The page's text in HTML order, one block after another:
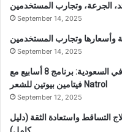
September 14, 2025
September 14, 2025
أفضل حل لتساقط الشعر عند النساء في السعودية: برنامج 8 أسابيع مع
فيتامين بيوتين للشعر Natrol
September 12, 2025
التساقط واستعادة الثقة (دليل